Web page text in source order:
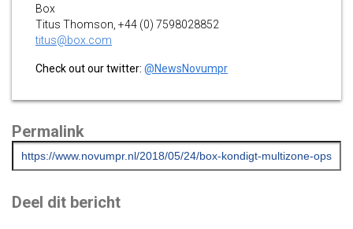
Box
Titus Thomson, +44 (0) 7598028852
titus@box.com
Check out our twitter: @NewsNovumpr
Permalink
Deel dit bericht